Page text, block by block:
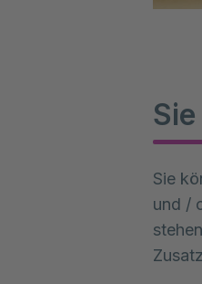
Sie
und /